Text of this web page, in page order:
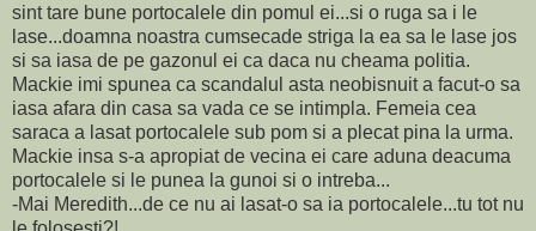
sint tare bune portocalele din pomul ei...si o ruga sa i le
lase...doamna noastra cumsecade striga la ea sa le lase jos
si sa iasa de pe gazonul ei ca daca nu cheama politia.
Mackie imi spunea ca scandalul asta neobisnuit a facut-o sa
iasa afara din casa sa vada ce se intimpla. Femeia cea
saraca a lasat portocalele sub pom si a plecat pina la urma.
Mackie insa s-a apropiat de vecina ei care aduna deacuma
portocalele si le punea la gunoi si o intreba...
-Mai Meredith...de ce nu ai lasat-o sa ia portocalele...tu tot nu